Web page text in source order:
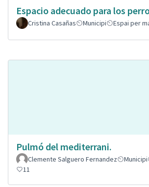
Espacio adecuado para los
Cristina Casañas
Municipi Espai per
Pulmó del mediterrani.
Clemente Salguero Fernandez
Municipi
11